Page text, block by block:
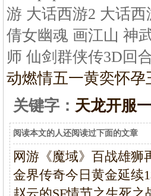
游 大话西游2 大话
倩女幽魂 画江山 神
师 仙剑群侠传3D回
动燃情五一黄奕怀
关键字： 天龙开服
阅读本文的人还阅读过下面的文章
网游《魔域》百战雄狮
金界传奇今日黄金延续